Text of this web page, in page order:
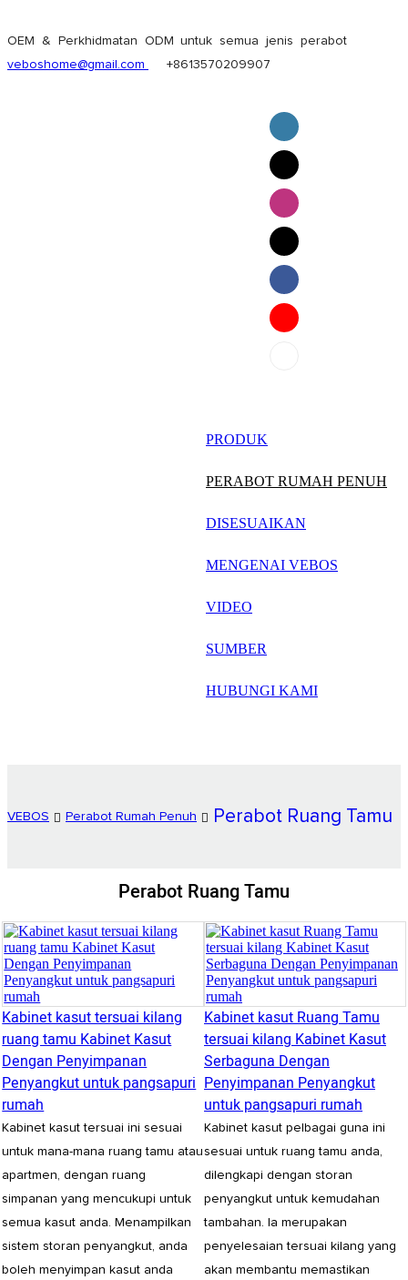
OEM & Perkhidmatan ODM untuk semua jenis perabot
veboshome@gmail.com
+8613570209907
English
Pilipino
ภาษาไทย
français
العربية
PRODUK
PERABOT RUMAH PENUH
DISESUAIKAN
MENGENAI VEBOS
VIDEO
SUMBER
HUBUNGI KAMI
VEBOS Perabot Rumah Penuh Perabot Ruang Tamu
Perabot Ruang Tamu
Kabinet kasut tersuai kilang
ruang tamu Kabinet Kasut
Dengan Penyimpanan
Penyangkut untuk pangsapuri
rumah
Kabinet kasut tersuai ini sesuai
untuk mana-mana ruang tamu atau
apartmen, dengan ruang
simpanan yang mencukupi untuk
semua kasut anda. Menampilkan
sistem storan penyangkut, anda
boleh menyimpan kasut anda
Kabinet kasut Ruang Tamu
tersuai kilang Kabinet Kasut
Serbaguna Dengan
Penyimpanan Penyangkut
untuk pangsapuri rumah
Kabinet kasut pelbagai guna ini
sesuai untuk ruang tamu anda,
dilengkapi dengan storan
penyangkut untuk kemudahan
tambahan. Ia merupakan
penyelesaian tersuai kilang yang
akan membantu memastikan